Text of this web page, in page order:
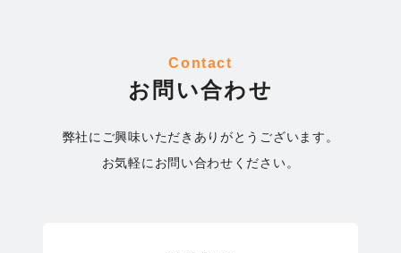
Contact
お問い合わせ
弊社にご興味いただきありがとうございます。
お気軽にお問い合わせください。